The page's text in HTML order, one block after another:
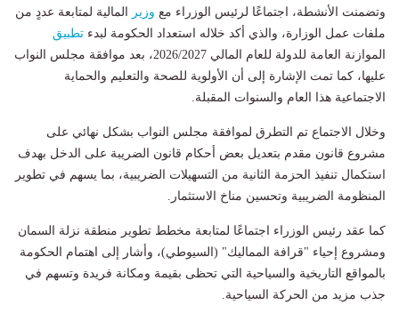
وتضمنت الأنشطة، اجتماعًا لرئيس الوزراء مع وزير
المالية لمتابعة عددٍ من
ملفات عمل الوزارة، والذي أكد خلاله استعداد الحكومة لبدء تطبيق
الموازنة العامة للدولة للعام المالي 2026/2027، بعد موافقة مجلس النواب
عليها، كما تمت الإشارة إلى أن الأولوية للصحة والتعليم والحماية
الاجتماعية هذا العام والسنوات المقبلة.
وخلال الاجتماع تم التطرق لموافقة مجلس النواب بشكل نهائي على
مشروع قانون مقدم بتعديل بعض أحكام قانون الضريبة على الدخل بهدف
استكمال تنفيذ الحزمة الثانية من التسهيلات الضريبية، بما يسهم في تطوير
المنظومة الضريبية وتحسين مناخ الاستثمار.
كما عقد رئيس الوزراء اجتماعًا لمتابعة مخطط تطوير منطقة نزلة السمان
ومشروع إحياء "قرافة المماليك" (السيوطي)، وأشار إلى اهتمام الحكومة
بالمواقع التاريخية والسياحية التي تحظى بقيمة ومكانة فريدة وتسهم في
جذب مزيد من الحركة السياحية.